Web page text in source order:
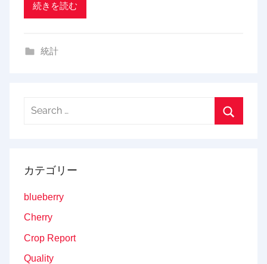
続きを読む
統計
Search
カテゴリー
blueberry
Cherry
Crop Report
Quality